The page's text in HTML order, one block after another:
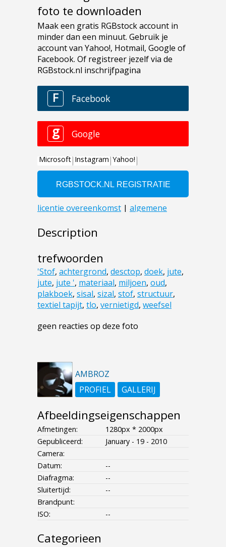
foto te downloaden
Description
trefwoorden
'Stof, achtergrond, desctop, doek, jute,
jute, jute ', materiaal, miljoen, oud,
plakboek, sisal, sizal, stof, structuur,
textiel tapijt, tlo, vernietigd, weefsel
geen reacties op deze foto
AMBROZ
PROFIEL
GALLERIJ
Afbeeldingseigenschappen
Afmetingen:
1280px * 2000px
Gepubliceerd:
January - 19 - 2010
Camera:
Datum:
--
Diafragma:
--
Sluitertijd:
--
Brandpunt:
ISO:
--
Categorieen